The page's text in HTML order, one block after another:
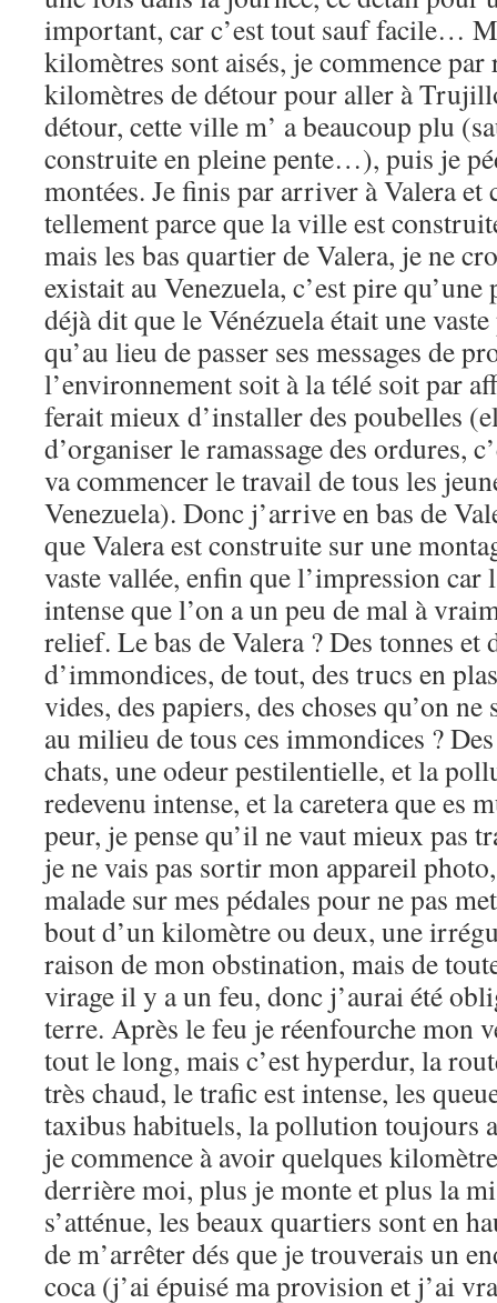
important, car c’est tout sauf facile…
kilomètres sont aisés, je commence par
kilomètres de détour pour aller à
détour, cette ville m’ a beaucoup plu
construite en pleine pente…), puis je
montées. Je finis par arriver à Valera et
tellement parce que la ville est
mais les bas quartier de Valera, je ne
existait au Venezuela, c’est pire
déjà dit que le Vénézuela était une
qu’au lieu de passer ses messages de
l’environnement soit à la télé soit par
ferait mieux d’installer des poubelles
d’organiser le ramassage des ordures,
va commencer le travail de tous les
Venezuela). Donc j’arrive en bas de
que Valera est construite sur une
vaste vallée, enfin que l’impression car
intense que l’on a un peu de mal à
relief. Le bas de Valera ? Des tonnes et
d’immondices, de tout, des trucs en
vides, des papiers, des choses qu’on ne
au milieu de tous ces immondices ?
chats, une odeur pestilentielle, et la
redevenu intense, et la caretera que es
peur, je pense qu’il ne vaut mieux pas
je ne vais pas sortir mon appareil
malade sur mes pédales pour ne pas
bout d’un kilomètre ou deux, une
raison de mon obstination, mais de
virage il y a un feu, donc j’aurai été
terre. Après le feu je réenfourche mon
tout le long, mais c’est hyperdur, la
très chaud, le trafic est intense, les
taxibus habituels, la pollution toujours
je commence à avoir quelques
derrière moi, plus je monte et plus la
s’atténue, les beaux quartiers sont en
de m’arrêter dés que je trouverais un
coca (j’ai épuisé ma provision et j’ai